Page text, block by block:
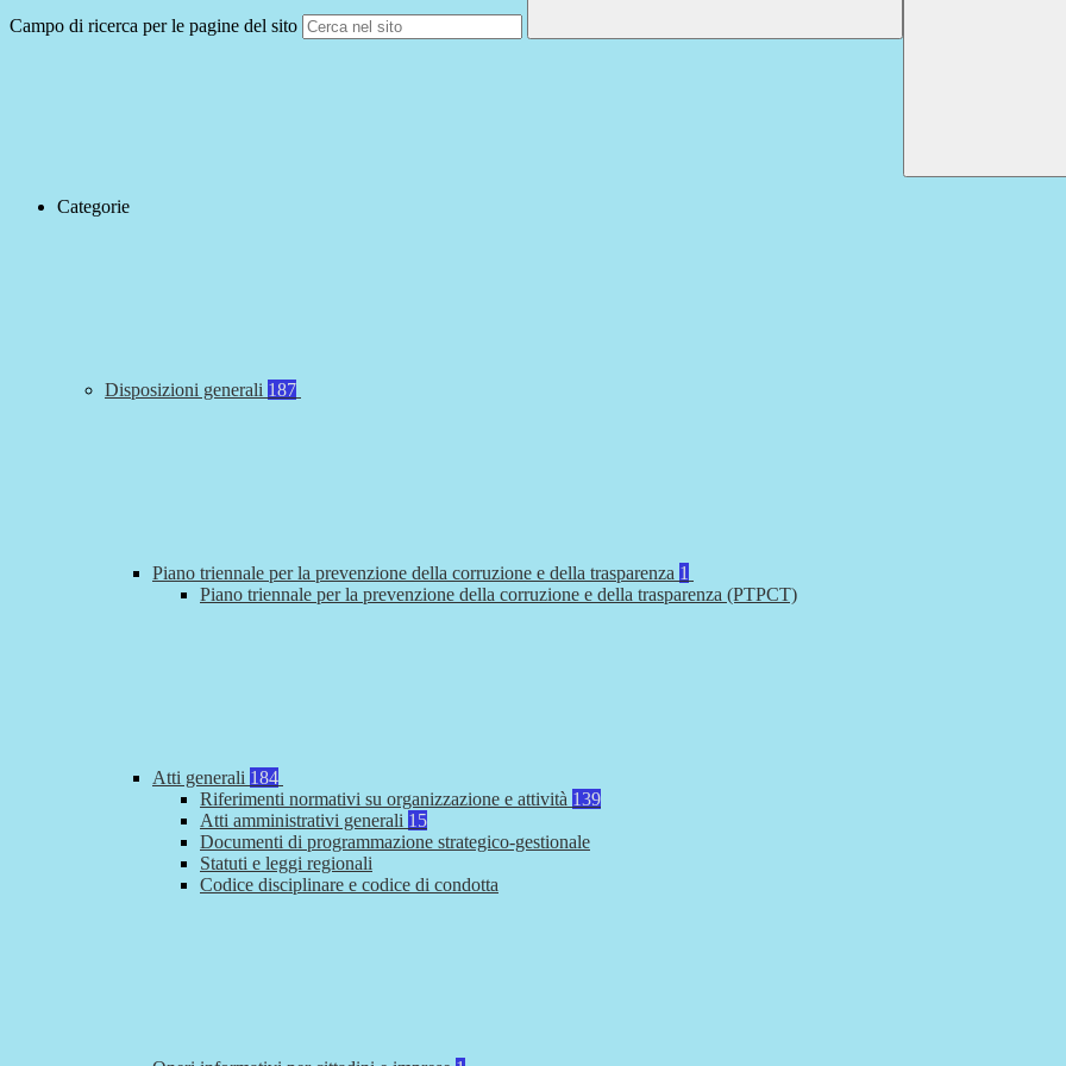
Campo di ricerca per le pagine del sito
Categorie
Disposizioni generali 187
Piano triennale per la prevenzione della corruzione e della trasparenza 1
Piano triennale per la prevenzione della corruzione e della trasparenza (PTPCT)
Atti generali 184
Riferimenti normativi su organizzazione e attività 139
Atti amministrativi generali 15
Documenti di programmazione strategico-gestionale
Statuti e leggi regionali
Codice disciplinare e codice di condotta